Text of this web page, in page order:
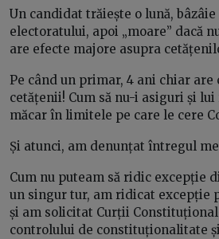
Un candidat trăiește o lună,
electoratului, apoi „moare” dacă
are efecte majore asupra
Pe când un primar, 4 ani chiar are
cetățenii! Cum să nu-i asiguri și
măcar în limitele pe care le cere
Și atunci, am denunțat întregul
Cum nu puteam să ridic excepție
un singur tur, am ridicat excepție
și am solicitat Curții
controlului de constituționalitate